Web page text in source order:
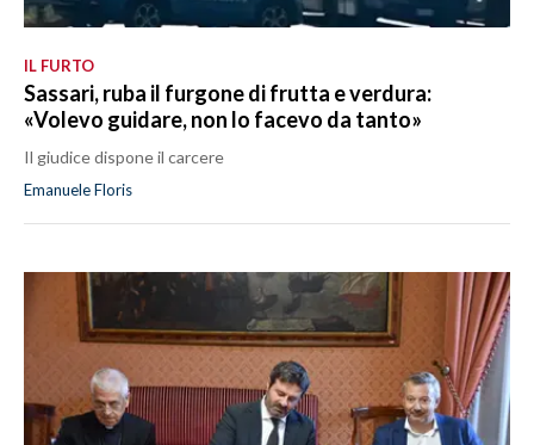
IL FURTO
Sassari, ruba il furgone di frutta e verdura:
«Volevo guidare, non lo facevo da tanto»
Il giudice dispone il carcere
Emanuele Floris